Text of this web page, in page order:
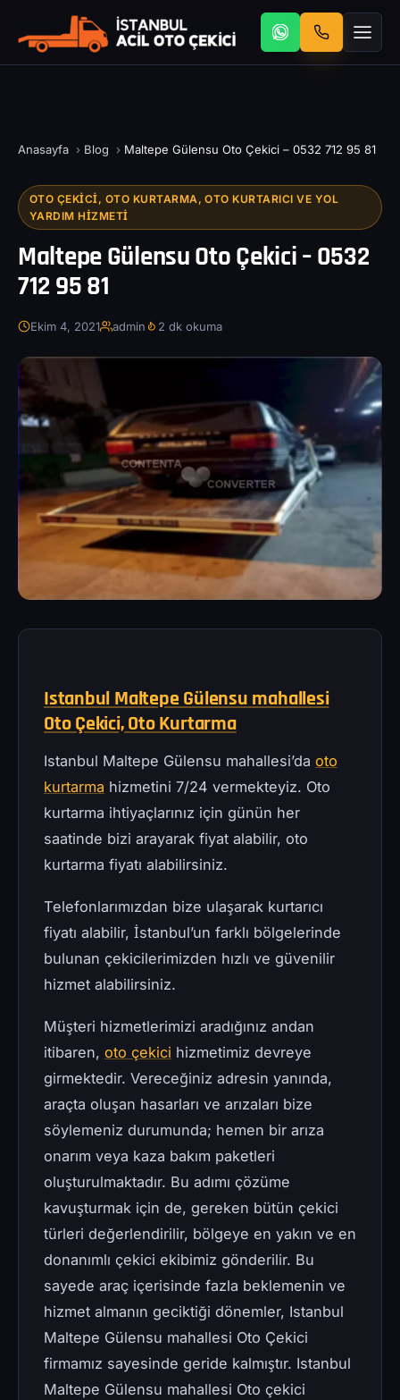
Anasayfa › Blog › Maltepe Gülensu Oto Çekici – 0532 712 95 81
OTO ÇEKICI, OTO KURTARMA, OTO KURTARICI VE YOL
YARDIM HIZMETI
Maltepe Gülensu Oto Çekici – 0532
712 95 81
Ekim 4, 2021 admin 2 dk okuma
Istanbul Maltepe Gülensu mahallesi
Oto Çekici, Oto Kurtarma
Istanbul Maltepe Gülensu mahallesi’da oto
kurtarma hizmetini 7/24 vermekteyiz. Oto
kurtarma ihtiyaçlarınız için günün her
saatinde bizi arayarak fiyat alabilir, oto
kurtarma fiyatı alabilirsiniz.
Telefonlarımızdan bize ulaşarak kurtarıcı
fiyatı alabilir, İstanbul’un farklı bölgelerinde
bulunan çekicilerimizden hızlı ve güvenilir
hizmet alabilirsiniz.
Müşteri hizmetlerimizi aradığınız andan
itibaren, oto çekici hizmetimiz devreye
girmektedir. Vereceğiniz adresin yanında,
araçta oluşan hasarları ve arızaları bize
söylemeniz durumunda; hemen bir arıza
onarım veya kaza bakım paketleri
oluşturulmaktadır. Bu adımı çözüme
kavuşturmak için de, gereken bütün çekici
türleri değerlendirilir, bölgeye en yakın ve en
donanımlı çekici ekibimiz gönderilir. Bu
sayede araç içerisinde fazla beklemenin ve
hizmet almanın geciktiği dönemler, Istanbul
Maltepe Gülensu mahallesi Oto Çekici
firmamız sayesinde geride kalmıştır. Istanbul
Maltepe Gülensu mahallesi Oto çekici